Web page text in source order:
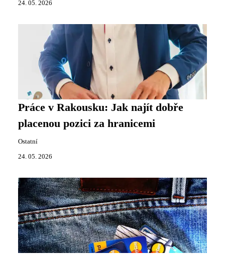
24. 05. 2026
Práce v Rakousku: Jak najít dobře
placenou pozici za hranicemi
Ostatní
24. 05. 2026